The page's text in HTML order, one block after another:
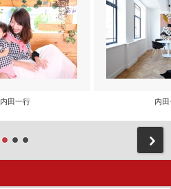
内田一行 内